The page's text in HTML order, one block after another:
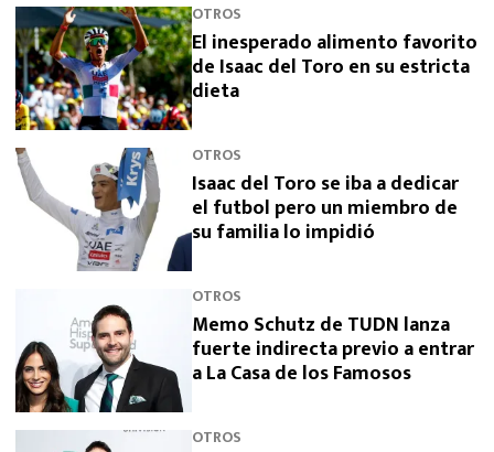
OTROS
El inesperado alimento favorito
de Isaac del Toro en su estricta
dieta
OTROS
Isaac del Toro se iba a dedicar
el futbol pero un miembro de
su familia lo impidió
OTROS
Memo Schutz de TUDN lanza
fuerte indirecta previo a entrar
a La Casa de los Famosos
OTROS